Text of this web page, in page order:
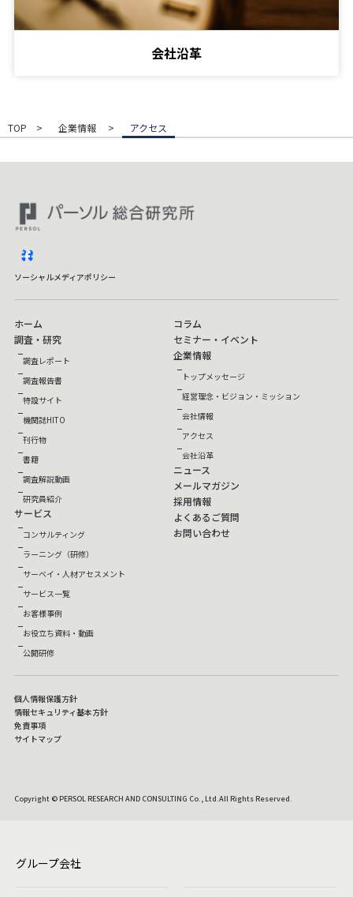
会社沿革
TOP 企業情報 アクセス
ソーシャルメディアポリシー
ホーム
調査・研究
調査レポート
調査報告書
特設サイト
機関誌HITO
刊行物
書籍
調査解説動画
研究員紹介
サービス
コンサルティング
ラーニング（研修）
サーベイ・人材アセスメント
サービス一覧
お客様事例
お役立ち資料・動画
公開研修
コラム
セミナー・イベント
企業情報
トップメッセージ
経営理念・ビジョン・ミッション
会社情報
アクセス
会社沿革
ニュース
メールマガジン
採用情報
よくあるご質問
お問い合わせ
Copyright © PERSOL RESEARCH AND CONSULTING Co., Ltd.All Rights Reserved.
個人情報保護方針
情報セキュリティ基本方針
免責事項
サイトマップ
グループ会社